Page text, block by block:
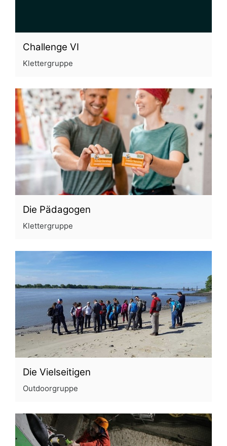
Challenge VI
Klettergruppe
Die Pädagogen
Klettergruppe
Die Vielseitigen
Outdoorgruppe